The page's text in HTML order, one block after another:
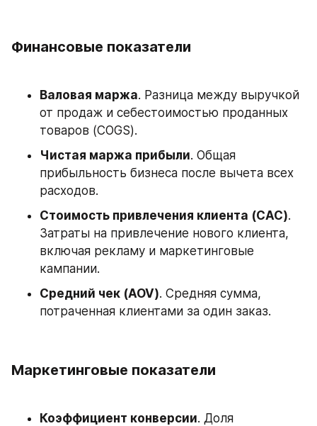
Финансовые показатели
Валовая маржа. Разница между выручкой
от продаж и себестоимостью проданных
товаров (COGS).
Чистая маржа прибыли. Общая
прибыльность бизнеса после вычета всех
расходов.
Стоимость привлечения клиента (CAC).
Затраты на привлечение нового клиента,
включая рекламу и маркетинговые
кампании.
Средний чек (AOV). Средняя сумма,
потраченная клиентами за один заказ.
Маркетинговые показатели
Коэффициент конверсии. Доля